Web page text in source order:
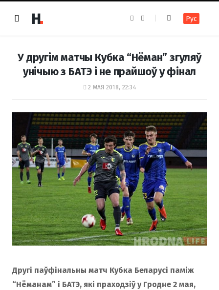
e
o
k
t
r
a
m
Рус
У другім матчы Кубка “Нёман” згуляў
унічыю з БАТЭ і не прайшоў у фінал
2 МАЯ 2018, 22:34
Другі паўфінальны матч Кубка Беларусі паміж
“Нёманам” і БАТЭ, які праходзіў у Гродне 2 мая,